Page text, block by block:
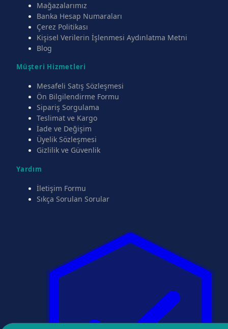
Mağazalarımız
Banka Hesap Numaraları
Çerez Politikası
Kişisel Verilerin İşlenmesi Aydınlatma Metni
Blog
Müşteri Hizmetleri
Mesafeli Satış Sözleşmesi
Ön Bilgilendirme Formu
Sipariş Sorgulama
Teslimat ve Kargo
İade ve Değişim
Üyelik Sözleşmesi
Gizlilik ve Güvenlik
Yardım
İletişim Formu
Sıkça Sorulan Sorular